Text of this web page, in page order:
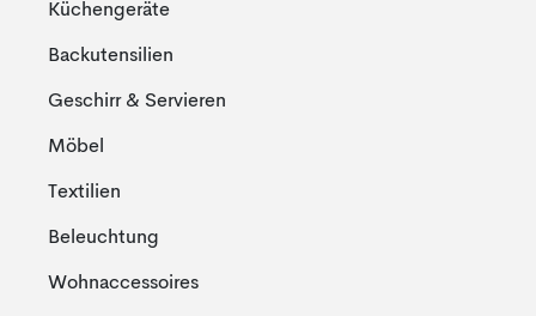
Küchengeräte
Backutensilien
Geschirr & Servieren
Möbel
Textilien
Beleuchtung
Wohnaccessoires